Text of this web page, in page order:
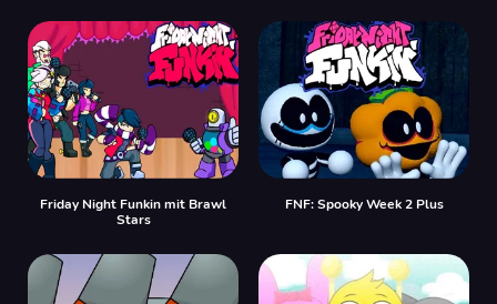
Friday Night Funkin mit Brawl
Stars
FNF: Spooky Week 2 Plus